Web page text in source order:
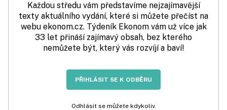
Každou středu vám představíme nejzajímavější
texty aktuálního vydání, které si můžete přečíst na
webu ekonom.cz. Týdeník Ekonom vám už více jak
33 let přináší zajímavý obsah, bez kterého
nemůžete být, který vás rozvíjí a baví!
PŘIHLÁSIT SE K ODBĚRU
Odhlásit se můžete kdykoliv.